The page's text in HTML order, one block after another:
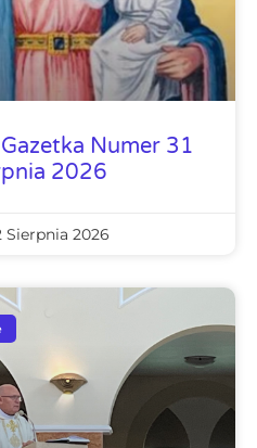
Numer 31
2026
Sierpnia 2026